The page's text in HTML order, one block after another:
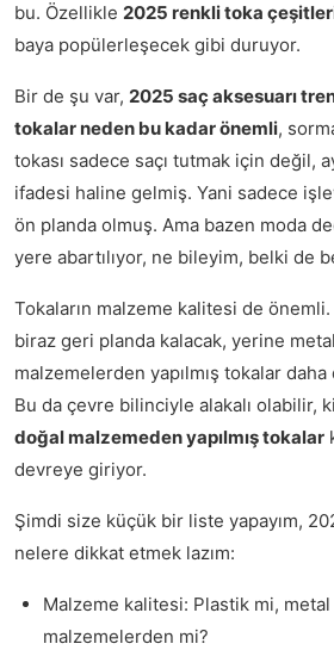
bu. Özellikle 2025 renkli toka
baya popülerleşecek gibi duruyor.
Bir de şu var, 2025 saç aksesuarı
tokalar neden bu kadar önemli,
tokası sadece saçı tutmak için değil,
ifadesi haline gelmiş. Yani sadece
ön planda olmuş. Ama bazen moda
yere abartılıyor, ne bileyim, belki de
Tokaların malzeme kalitesi de
biraz geri planda kalacak, yerine
malzemelerden yapılmış tokalar
Bu da çevre bilinciyle alakalı olabilir,
doğal malzemeden yapılmış tokalar
devreye giriyor.
Şimdi size küçük bir liste yapayım,
nelere dikkat etmek lazım:
Malzeme kalitesi: Plastik mi,
malzemelerden mi?